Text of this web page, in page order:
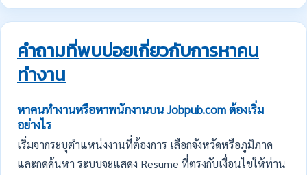
คำถามที่พบบ่อยเกี่ยวกับการหาคน
ทำงาน
หาคนทำงานหรือหาพนักงานบน Jobpub.com ต้องเริ่ม
อย่างไร
เริ่มจากระบุตำแหน่งงานที่ต้องการ เลือกจังหวัดหรือภูมิภาค
และกดค้นหา ระบบจะแสดง Resume ที่ตรงกับเงื่อนไขให้ท่าน